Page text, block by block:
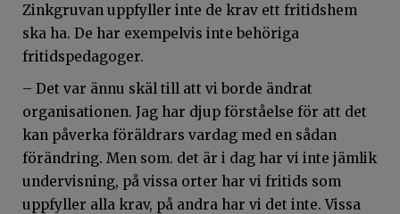
Zinkgruvan uppfyller inte de krav ett fritidshem
ska ha. De har exempelvis inte behöriga
fritidspedagoger.
– Det var ännu skäl till att vi borde ändrat
organisationen. Jag har djup förståelse för att det
kan påverka föräldrars vardag med en sådan
förändring. Men som. det är i dag har vi inte jämlik
undervisning, på vissa orter har vi fritids som
uppfyller alla krav, på andra har vi det inte. Vissa